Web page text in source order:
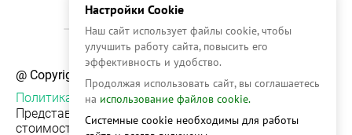
@ Copyright, 2026 OFFICE NAVIGATOR
Политика конфиденциальности
Представленная на сайте информация, в т.ч.
стоимости объектов, носит информационный
Настройки Cookie
Наш сайт использует файлы cookie, чтобы
улучшить работу сайта, повысить его
эффективность и удобство.
Продолжая использовать сайт, вы соглашаетесь
на использование файлов cookie.
Системные cookie необходимы для работы